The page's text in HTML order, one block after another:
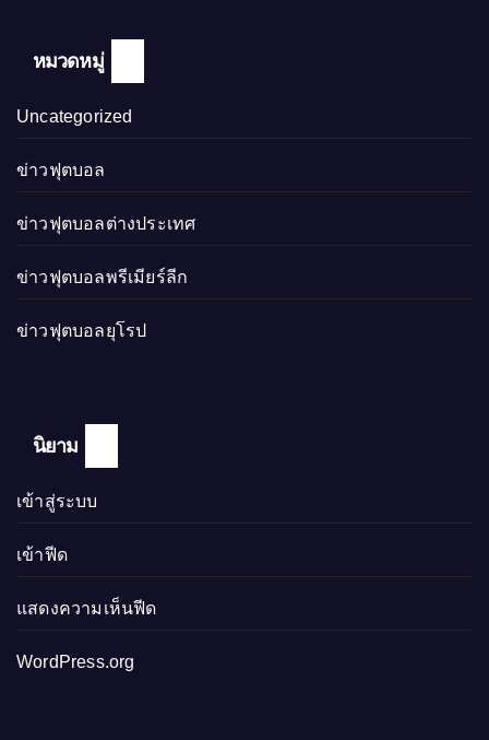
หมวดหมู่
Uncategorized
ข่าวฟุตบอล
ข่าวฟุตบอลต่างประเทศ
ข่าวฟุตบอลพรีเมียร์ลีก
ข่าวฟุตบอลยุโรป
นิยาม
เข้าสู่ระบบ
เข้าฟีด
แสดงความเห็นฟีด
WordPress.org